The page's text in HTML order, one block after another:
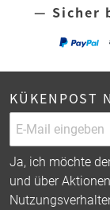
— Sicher
KÜKENPOST
Ja, ich möchte
und über